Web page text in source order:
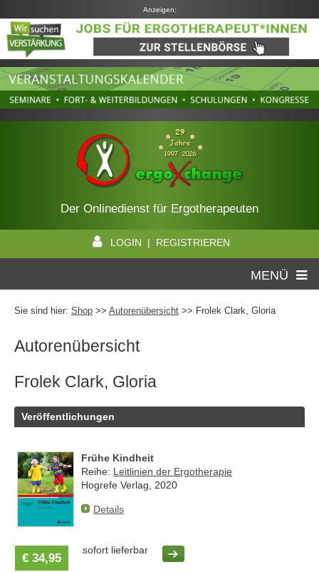
Anzeigen:
Der Onlinedienst für Ergotherapeuten
LOGIN | REGISTRIEREN
MENÜ
Sie sind hier: Shop >> Autorenübersicht >> Frolek Clark, Gloria
Autorenübersicht
Frolek Clark, Gloria
Veröffentlichungen
Frühe Kindheit
Reihe: Leitlinien der Ergotherapie
Hogrefe Verlag, 2020
Details
€ 34,95
sofort lieferbar